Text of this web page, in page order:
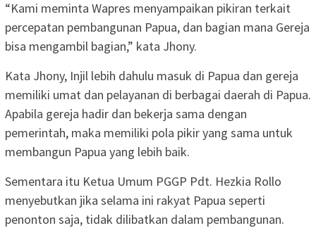
“Kami meminta Wapres menyampaikan pikiran terkait
percepatan pembangunan Papua, dan bagian mana Gereja
bisa mengambil bagian,” kata Jhony.
Kata Jhony, Injil lebih dahulu masuk di Papua dan gereja
memiliki umat dan pelayanan di berbagai daerah di Papua.
Apabila gereja hadir dan bekerja sama dengan
pemerintah, maka memiliki pola pikir yang sama untuk
membangun Papua yang lebih baik.
Sementara itu Ketua Umum PGGP Pdt. Hezkia Rollo
menyebutkan jika selama ini rakyat Papua seperti
penonton saja, tidak dilibatkan dalam pembangunan.